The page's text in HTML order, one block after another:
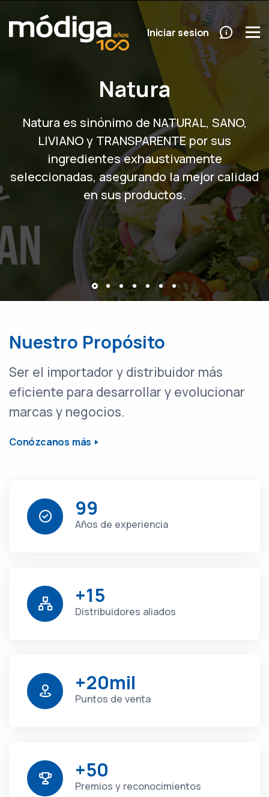
Iniciar sesion
Natura
Natura es sinónimo de NATURAL, SANO,
LIVIANO y TRANSPARENTE por sus
ingredientes exhaustivamente
seleccionadas, asegurando la mejor calidad
en sus productos.
Nuestro Propósito
Ser el importador y distribuidor más
eficiente para desarrollar y evolucionar
marcas y negocios.
Conózcanos más
99
Años de experiencia
+15
Distribuidores aliados
+20mil
Puntos de venta
+50
Premios y reconocimientos